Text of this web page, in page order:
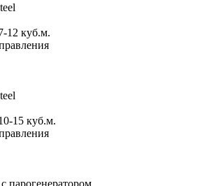
12 куб.м.
15 куб.м.
парогенератором